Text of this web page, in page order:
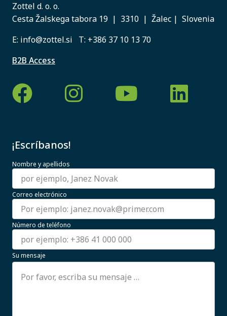
Zottel d. o. o.
Cesta Žalskega tabora 19 | 3310 | Žalec | Slovenia
E: info@zottel.si T: +386 37 10 13 70
B2B Access
¡Escríbanos!
Nombre y apellidos
Correo electrónico
Número de teléfono
Su mensaje